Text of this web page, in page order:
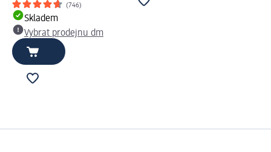
(746)
Skladem
Vybrat prodejnu dm